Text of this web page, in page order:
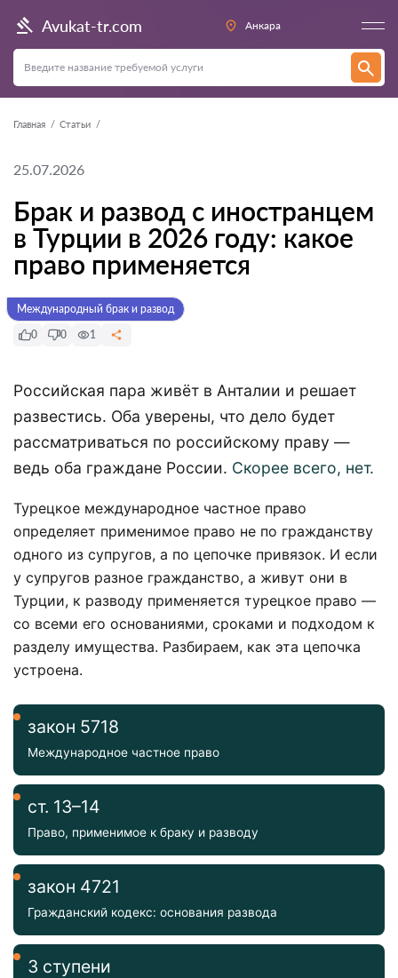
Avukat-tr.com Анкара
Главная Статьи
25.07.2026
Брак и развод с иностранцем
в Турции в 2026 году: какое
право применяется
Международный брак и развод
0
0 1
Российская пара живёт в Анталии и решает
развестись. Оба уверены, что дело будет
рассматриваться по российскому праву —
ведь оба граждане России. Скорее всего, нет.
Турецкое международное частное право
определяет применимое право не по гражданству
одного из супругов, а по цепочке привязок. И если
у супругов разное гражданство, а живут они в
Турции, к разводу применяется турецкое право —
со всеми его основаниями, сроками и подходом к
разделу имущества. Разбираем, как эта цепочка
устроена.
закон 5718
Международное частное право
ст. 13–14
Право, применимое к браку и разводу
закон 4721
Гражданский кодекс: основания развода
3 ступени